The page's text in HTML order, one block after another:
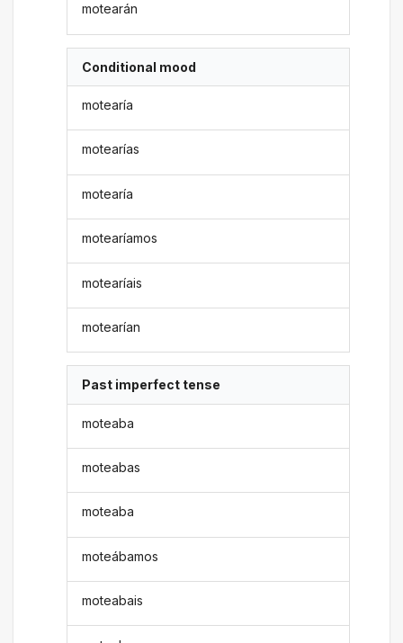
motearán
Conditional mood
motearía
motearías
motearía
motearíamos
motearíais
motearían
Past imperfect tense
moteaba
moteabas
moteaba
moteábamos
moteabais